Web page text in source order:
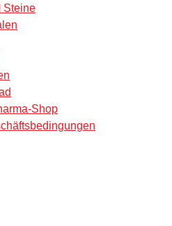
Steine
Shop